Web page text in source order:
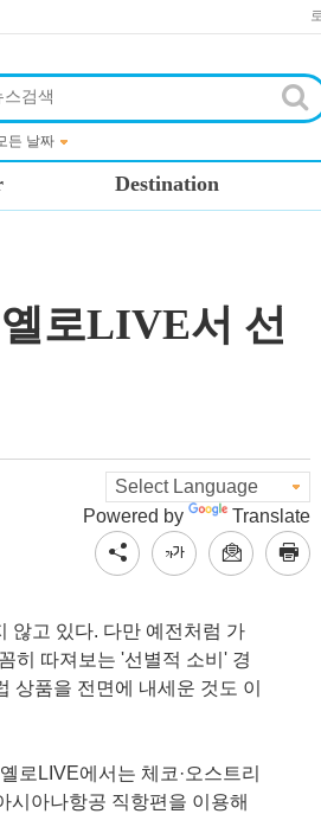
Destination
로LIVE서 선
Powered by
Translate
않고 있다. 다만 예전처럼 가
히 따져보는 '선별적 소비' 경
상품을 전면에 내세운 것도 이
로LIVE에서는 체코·오스트리
시아나항공 직항편을 이용해